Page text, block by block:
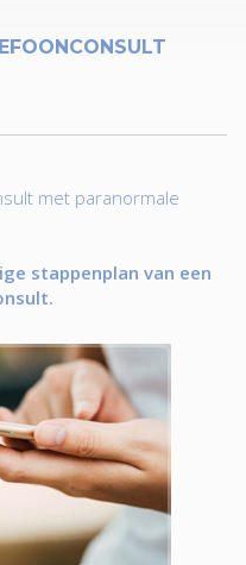
met paranormale
stappenplan van een